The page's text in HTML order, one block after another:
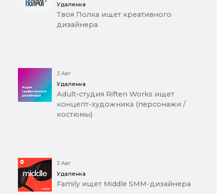
Удаленка
Твоя Полка ищет креативного
дизайнера
3 Авг
Удаленка
Adult-студия Riften Works ищет
концепт-художника (персонажи /
костюмы)
3 Авг
Удаленка
Family ищет Middle SMM-дизайнера